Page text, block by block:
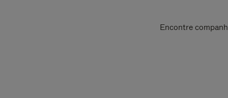
Encontre